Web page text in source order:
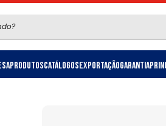
ProdutosCatálogosExportaçãoGarantia